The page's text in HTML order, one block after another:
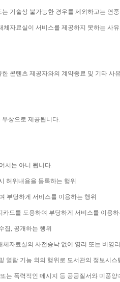
기술상 불가능한 경우를 제외하고는 연
체자료실이 서비스를 제공하지 못하는 사
콘텐츠 제공자와의 계약종료 및 기타
상으로 제공됩니다.
서는 아니 됩니다.
허위내용을 등록하는 행위
부당하게 서비스를 이용하는 행위
드를 도용하여 부당하게 서비스를 이용
집, 공개하는 행위
자료실의 사전승낙 없이 영리 또는 비영
열람 기능 외의 행위로 도서관의 정보시스
는 폭력적인 메시지 등 공공질서와 미풍